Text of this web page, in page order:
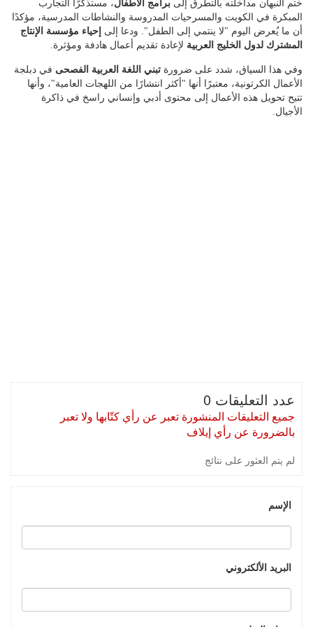
ختم النبهان مداخلته بالتطرق إلى برامج الأطفال، مستذكرًا التجارب
المبكرة في الكويت والمسرحيات المدروسة والنشاطات المدرسية، مؤكدًا
أن ما يُعرض اليوم "لا ينتمي إلى الطفل". ودعا إلى إحياء مؤسسة الإنتاج
المشترك لدول الخليج العربية لإعادة تقديم أعمال هادفة ومؤثرة.
وفي هذا السياق، شدد على ضرورة تبني اللغة العربية الفصحى في دبلجة
الأعمال الكرتونية، معتبرًا أنها "أكثر انتشارًا من اللهجات العامية"، وأنها
تتيح تحويل هذه الأعمال إلى محتوى أدبي وإنساني راسخ في ذاكرة
الأجيال.
عدد التعليقات 0
جميع التعليقات المنشورة تعبر عن رأي كتّابها ولا تعبر
بالضرورة عن رأي إيلاف
لم يتم العثور على نتائج
الإسم
البريد الألكتروني